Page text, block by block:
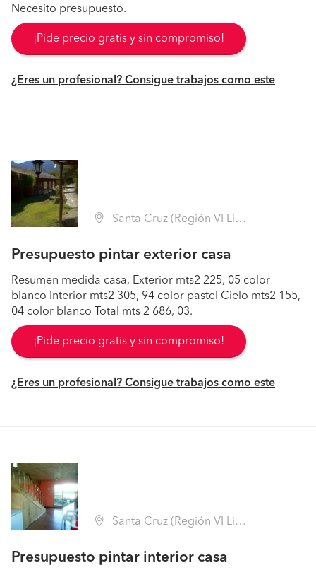
Necesito presupuesto.
¡Pide precio gratis y sin compromiso!
¿Eres un profesional? Consigue trabajos como este
Santa Cruz (Región VI Libertador B. O'Higgins - Colchagua)
Presupuesto pintar exterior casa
Resumen medida casa, Exterior mts2 225, 05 color
blanco Interior mts2 305, 94 color pastel Cielo mts2 155,
04 color blanco Total mts 2 686, 03.
¡Pide precio gratis y sin compromiso!
¿Eres un profesional? Consigue trabajos como este
Santa Cruz (Región VI Libertador B. O'Higgins - Colchagua)
Presupuesto pintar interior casa